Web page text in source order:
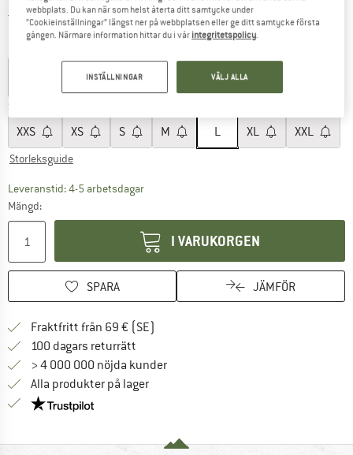
Fraktfri(SE)Sverige. Information om fraktkostnader. Öppnas
XXS XS S M L XL XXL
Storleksguide
Leveranstid: 4-5 arbetsdagarLänken öppnas i en inforuta och innehåller
Mängd:
I VARUKORGEN
SPARA JÄMFÖR
Fraktfritt från 69 € (SE)
100 dagars returrätt
> 4 000 000 nöjda kunder
Alla produkter på lager
Trust Pilot-garanti - hitta all information här!
webbplats. Du kan när som helst återta ditt samtycke under
”Cookieinställningar” längst ner på webbplatsen eller ge ditt samtycke första
gången. Närmare information hittar du i vår integritetspolicy.
INSTÄLLNINGAR VÄLJ ALLA